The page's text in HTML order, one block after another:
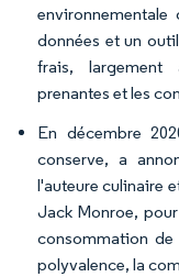
données et un
frais, largement
prenantes et les
En décembre
conserve, a
l'auteure culinaire
Jack Monroe,
consommation
polyvalence, la